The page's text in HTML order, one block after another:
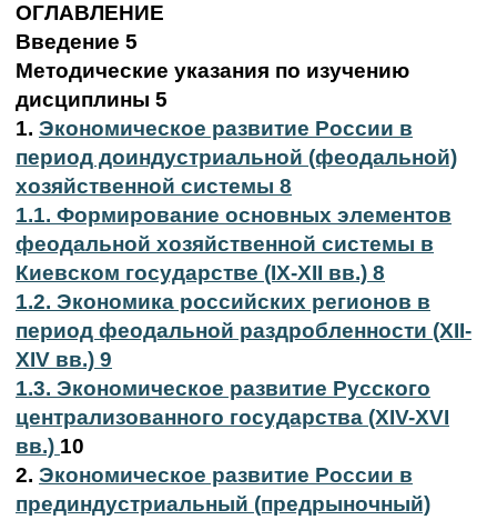
ОГЛАВЛЕНИЕ
Введение 5
Методические указания по изучению
дисциплины 5
1. Экономическое развитие России в
период доиндустриальной (феодальной)
хозяйственной системы 8
1.1. Формирование основных элементов
феодальной хозяйственной системы в
Киевском государстве (IX-XII вв.) 8
1.2. Экономика российских регионов в
период феодальной раздробленности (XII-
XIV вв.) 9
1.3. Экономическое развитие Русского
централизованного государства (XIV-XVI
вв.) 10
2. Экономическое развитие России в
прединдустриальный (предрыночный)